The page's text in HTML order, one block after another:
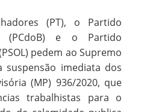
(PT), o Partido
(PCdoB) e o Partido
pedem ao Supremo
suspensão imediata dos
(MP) 936/2020, que
trabalhistas para o